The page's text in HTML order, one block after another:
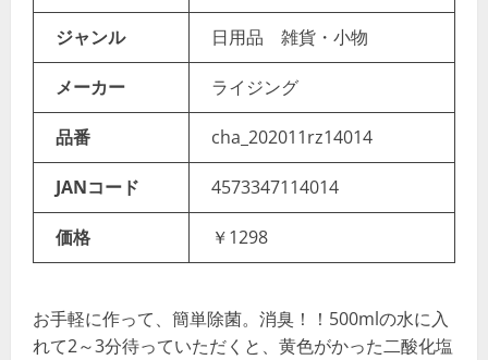
ジャンル 日用品 雑貨・小物
メーカー ライジング
品番 cha_202011rz14014
JANコード 4573347114014
価格 ￥1298
お手軽に作って、簡単除菌。消臭！！500mlの水に入
れて2～3分待っていただくと、黄色がかった二酸化塩